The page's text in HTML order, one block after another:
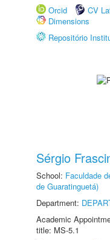
Orcid
CV
Dimensions
Repositório
Sérgio
School: Faculdade
de Guaratinguetá)
Department:
Academic
title: MS-5.1